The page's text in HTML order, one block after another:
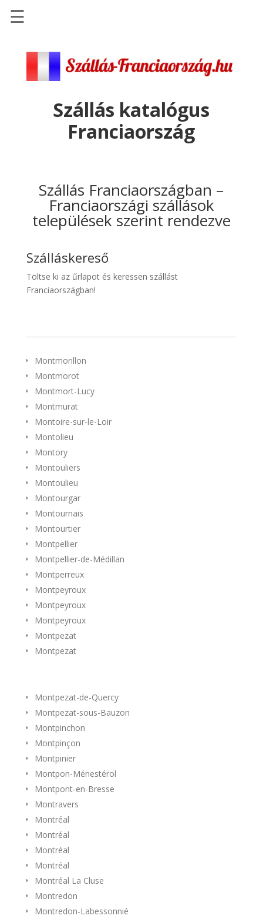
Szállások
Repülőjegy
pénzvisszatérítéssel
Discover
Cars
Transzfer
Taxi
☰
Szállás katalógus
Franciaország
Szállás Franciaországban –
Franciaországi szállások
települések szerint rendezve
Szálláskereső
Töltse ki az űrlapot és keressen szállást
Franciaországban!
Montmorillon
Montmorot
Montmort-Lucy
Montmurat
Montoire-sur-le-Loir
Montolieu
Montory
Montouliers
Montoulieu
Montourgar
Montournais
Montourtier
Montpellier
Montpellier-de-Médillan
Montperreux
Montpeyroux
Montpeyroux
Montpeyroux
Montpezat
Montpezat
Montpezat-de-Quercy
Montpezat-sous-Bauzon
Montpinchon
Montpinçon
Montpinier
Montpon-Ménestérol
Montpont-en-Bresse
Montravers
Montréal
Montréal
Montréal
Montréal
Montréal La Cluse
Montredon
Montredon-Labessonnié